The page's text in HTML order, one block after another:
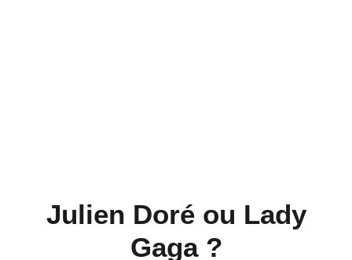
Julien Doré ou Lady
Gaga ?